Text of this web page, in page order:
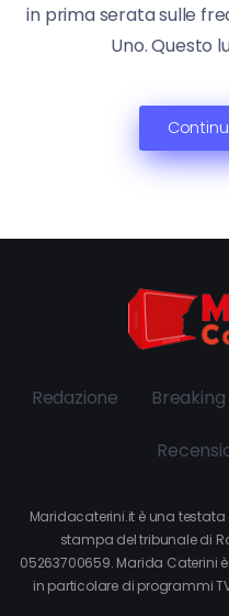
in prima serata sulle
Uno. Questo
Redazione
Maridacaterini.it è una
stampa del tribunale di
05263700659. Marida Caterini
in particolare di programmi